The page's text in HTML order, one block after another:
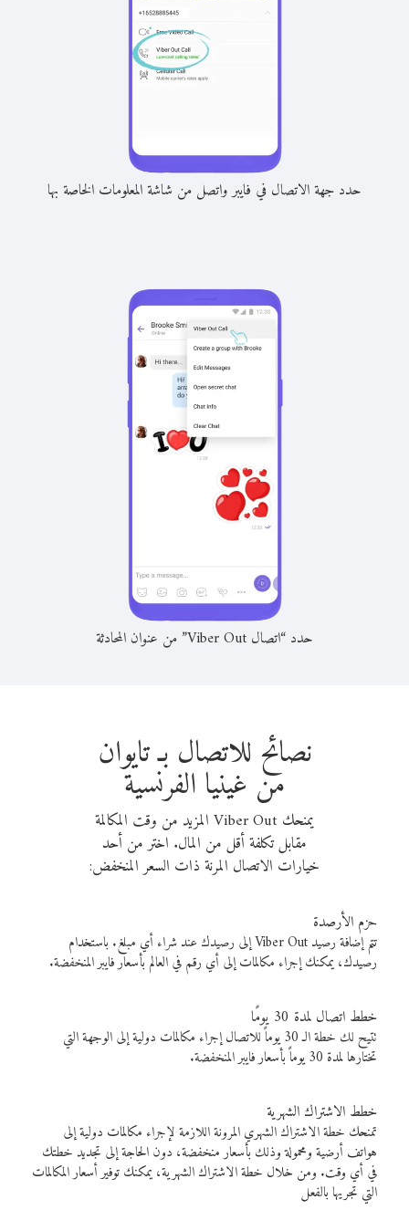
حدد جهة الاتصال في فايبر واتصل من شاشة المعلومات الخاصة بها
حدد “اتصال Viber Out” من عنوان المحادثة
نصائح للاتصال بـ تايوان
من غينيا الفرنسية
يمنحك Viber Out المزيد من وقت المكالمة
مقابل تكلفة أقل من المال. اختر من أحد
خيارات الاتصال المرنة ذات السعر المنخفض:
حزم الأرصدة
تتم إضافة رصيد Viber Out إلى رصيدك عند شراء أي مبلغ. باستخدام
رصيدك، يمكنك إجراء مكالمات إلى أي رقم في العالم بأسعار فايبر المنخفضة.
خطط اتصال لمدة 30 يومًا
تتيح لك خطة الـ 30 يوماً للاتصال إجراء مكالمات دولية إلى الوجهة التي
تختارها لمدة 30 يوماً بأسعار فايبر المنخفضة.
خطط الاشتراك الشهرية
تمنحك خطة الاشتراك الشهري المرونة اللازمة لإجراء مكالمات دولية إلى
هواتف أرضية ومحمولة وذلك بأسعار منخفضة، دون الحاجة إلى تجديد خطتك
في أي وقت. ومن خلال خطة الاشتراك الشهرية، يمكنك توفير أسعار المكالمات
التي تجريها بالفعل